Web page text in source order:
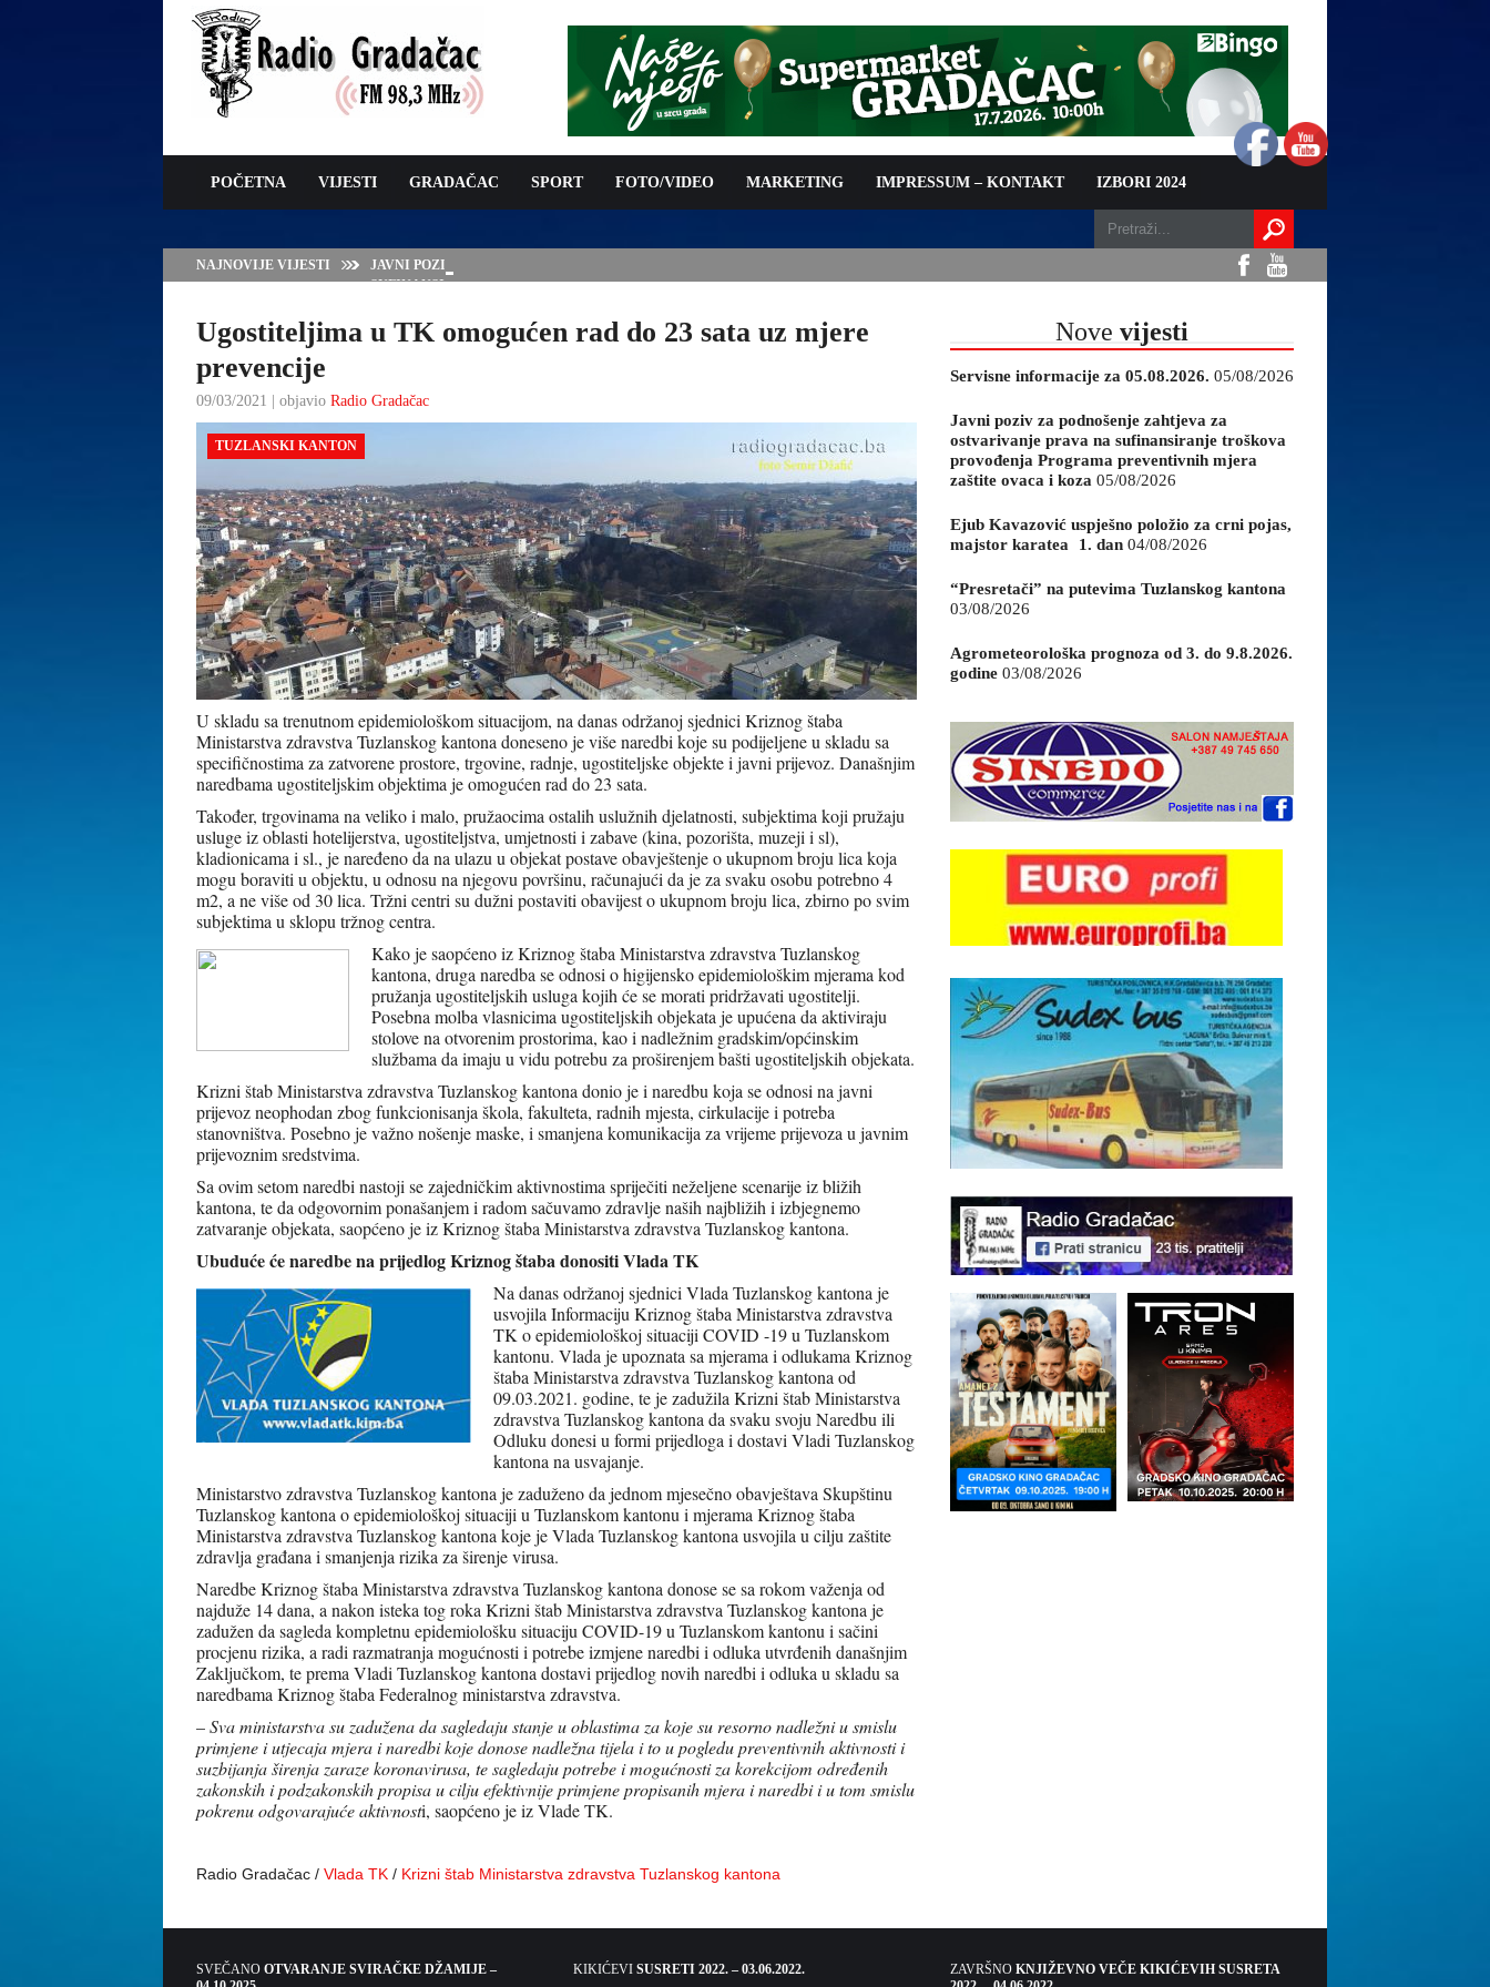
POČETNA VIJESTI GRADAČAC SPORT FOTO/VIDEO MARKETING IMPRESSUM – KONTAKT IZBORI 2024
NAJNOVIJE VIJESTI
JAVNI POZIV ZA PODNOŠENJE ZAHTJEVA ZA OSTVARIVANJE PRAVA NA
SUFINANSIRANJE TROŠKOVA PROVOĐENJA PROGRAMA PREVENTIVNIH MJERA
Ugostiteljima u TK omogućen rad do 23 sata uz mjere
prevencije
09/03/2021 | objavio Radio Gradačac
TUZLANSKI KANTON
U skladu sa trenutnom epidemiološkom situacijom, na danas održanoj sjednici Kriznog štaba
Ministarstva zdravstva Tuzlanskog kantona doneseno je više naredbi koje su podijeljene u skladu sa
specifičnostima za zatvorene prostore, trgovine, radnje, ugostiteljske objekte i javni prijevoz. Današnjim
naredbama ugostiteljskim objektima je omogućen rad do 23 sata.
Također, trgovinama na veliko i malo, pružaocima ostalih uslužnih djelatnosti, subjektima koji pružaju
usluge iz oblasti hotelijerstva, ugostiteljstva, umjetnosti i zabave (kina, pozorišta, muzeji i sl),
kladionicama i sl., je naređeno da na ulazu u objekat postave obavještenje o ukupnom broju lica koja
mogu boraviti u objektu, u odnosu na njegovu površinu, računajući da je za svaku osobu potrebno 4
m2, a ne više od 30 lica. Tržni centri su dužni postaviti obavijest o ukupnom broju lica, zbirno po svim
subjektima u sklopu tržnog centra.
Kako je saopćeno iz Kriznog štaba Ministarstva zdravstva Tuzlanskog
kantona, druga naredba se odnosi o higijensko epidemiološkim mjerama kod
pružanja ugostiteljskih usluga kojih će se morati pridržavati ugostitelji.
Posebna molba vlasnicima ugostiteljskih objekata je upućena da aktiviraju
stolove na otvorenim prostorima, kao i nadležnim gradskim/općinskim
službama da imaju u vidu potrebu za proširenjem bašti ugostiteljskih objekata.
Krizni štab Ministarstva zdravstva Tuzlanskog kantona donio je i naredbu koja se odnosi na javni
prijevoz neophodan zbog funkcionisanja škola, fakulteta, radnih mjesta, cirkulacije i potreba
stanovništva. Posebno je važno nošenje maske, i smanjena komunikacija za vrijeme prijevoza u javnim
prijevoznim sredstvima.
Sa ovim setom naredbi nastoji se zajedničkim aktivnostima spriječiti neželjene scenarije iz bližih
kantona, te da odgovornim ponašanjem i radom sačuvamo zdravlje naših najbližih i izbjegnemo
zatvaranje objekata, saopćeno je iz Kriznog štaba Ministarstva zdravstva Tuzlanskog kantona.
Ubuduće će naredbe na prijedlog Kriznog štaba donositi Vlada TK
Na danas održanoj sjednici Vlada Tuzlanskog kantona je
usvojila Informaciju Kriznog štaba Ministarstva zdravstva
TK o epidemiološkoj situaciji COVID -19 u Tuzlanskom
kantonu. Vlada je upoznata sa mjerama i odlukama Kriznog
štaba Ministarstva zdravstva Tuzlanskog kantona od
09.03.2021. godine, te je zadužila Krizni štab Ministarstva
zdravstva Tuzlanskog kantona da svaku svoju Naredbu ili
Odluku donesi u formi prijedloga i dostavi Vladi Tuzlanskog
kantona na usvajanje.
Ministarstvo zdravstva Tuzlanskog kantona je zaduženo da jednom mjesečno obavještava Skupštinu
Tuzlanskog kantona o epidemiološkoj situaciji u Tuzlanskom kantonu i mjerama Kriznog štaba
Ministarstva zdravstva Tuzlanskog kantona koje je Vlada Tuzlanskog kantona usvojila u cilju zaštite
zdravlja građana i smanjenja rizika za širenje virusa.
Naredbe Kriznog štaba Ministarstva zdravstva Tuzlanskog kantona donose se sa rokom važenja od
najduže 14 dana, a nakon isteka tog roka Krizni štab Ministarstva zdravstva Tuzlanskog kantona je
zadužen da sagleda kompletnu epidemiološku situaciju COVID-19 u Tuzlanskom kantonu i sačini
procjenu rizika, a radi razmatranja mogućnosti i potrebe izmjene naredbi i odluka utvrđenih današnjim
Zaključkom, te prema Vladi Tuzlanskog kantona dostavi prijedlog novih naredbi i odluka u skladu sa
naredbama Kriznog štaba Federalnog ministarstva zdravstva.
–Sva ministarstva su zadužena da sagledaju stanje u oblastima za koje su resorno nadležni u smislu
primjene i utjecaja mjera i naredbi koje donose nadležna tijela i to u pogledu preventivnih aktivnosti i
suzbijanja širenja zaraze koronavirusa, te sagledaju potrebe i mogućnosti za korekcijom određenih
zakonskih i podzakonskih propisa u cilju efektivnije primjene propisanih mjera i naredbi i u tom smislu
pokrenu odgovarajuće aktivnosti, saopćeno je iz Vlade TK.
Radio Gradačac / Vlada TK / Krizni štab Ministarstva zdravstva Tuzlanskog kantona
Nove vijesti
Servisne informacije za 05.08.2026. 05/08/2026
Javni poziv za podnošenje zahtjeva za
ostvarivanje prava na sufinansiranje troškova
provođenja Programa preventivnih mjera
zaštite ovaca i koza 05/08/2026
Ejub Kavazović uspješno položio za crni pojas,
majstor karatea 1. dan 04/08/2026
“Presretači” na putevima Tuzlanskog kantona
03/08/2026
Agrometeorološka prognoza od 3. do 9.8.2026.
godine 03/08/2026
SVEČANO OTVARANJE SVIRAČKE DŽAMIJE –
KIKIĆEVI SUSRETI 2022. – 03.06.2022. ZAVRŠNO KNJIŽEVNO VEČE KIKIĆEVIH SUSRETA